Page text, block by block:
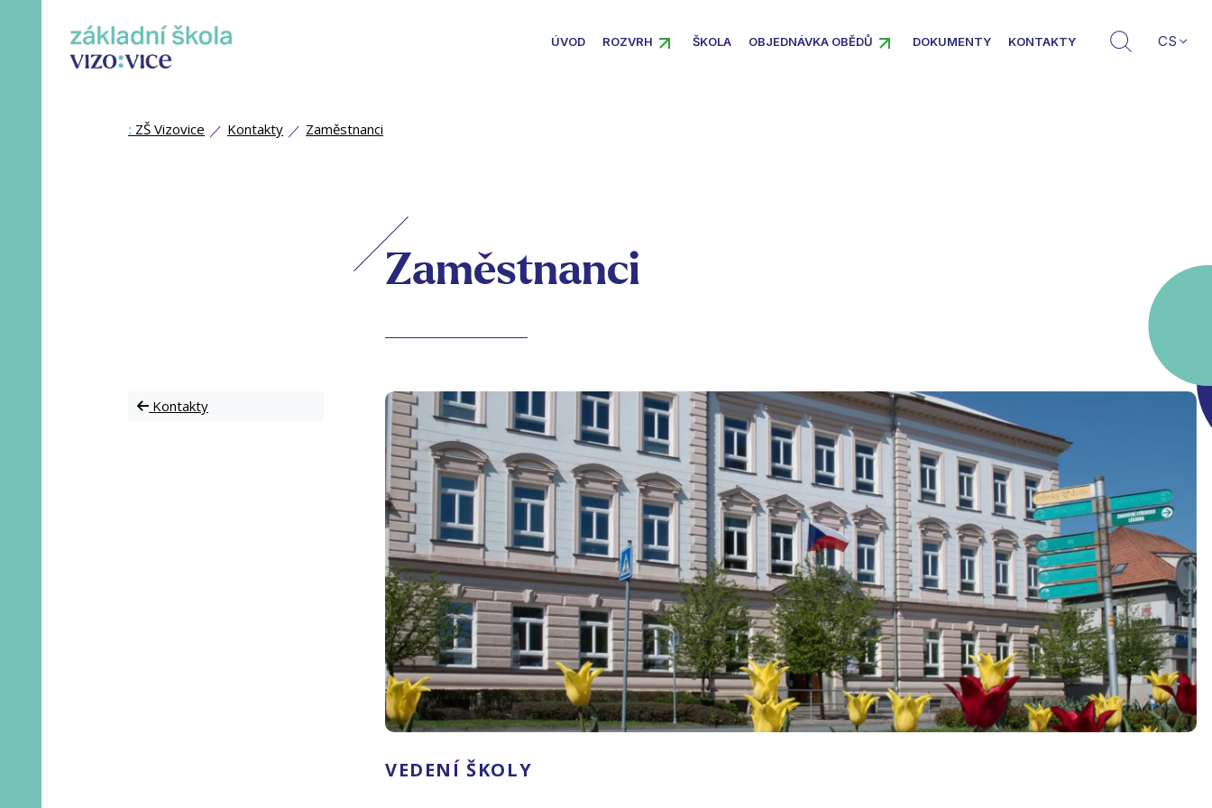
ÚVOD ROZVRH ŠKOLA OBJEDNÁVKA OBĚDŮ DOKUMENTY KONTAKTY CS
: ZŠ Vizovice Kontakty Zaměstnanci
Zaměstnanci
Kontakty
VEDENÍ ŠKOLY